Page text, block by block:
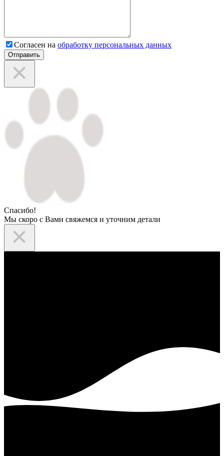
Согласен на обработку персональных данных
Отправить
Спасибо!
Мы скоро с Вами свяжемся и уточним детали